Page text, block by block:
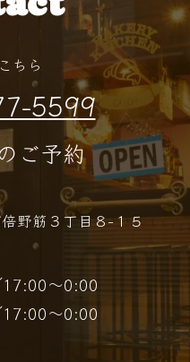
ちら
5599
ご予約
野筋３丁目８−１５
～0:00
～0:00